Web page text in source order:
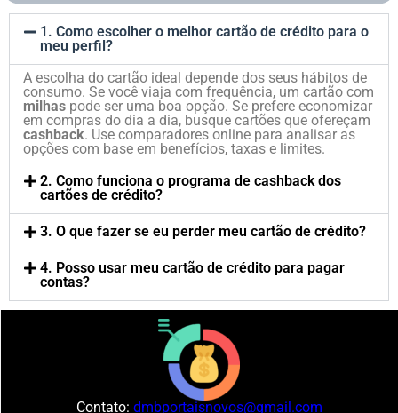
1. Como escolher o melhor cartão de crédito para o
meu perfil?
A escolha do cartão ideal depende dos seus hábitos de
consumo. Se você viaja com frequência, um cartão com
milhas pode ser uma boa opção. Se prefere economizar
em compras do dia a dia, busque cartões que ofereçam
cashback. Use comparadores online para analisar as
opções com base em benefícios, taxas e limites.
2. Como funciona o programa de cashback dos
cartões de crédito?
3. O que fazer se eu perder meu cartão de crédito?
4. Posso usar meu cartão de crédito para pagar
contas?
Contato: dmbportaisnovos@gmail.com